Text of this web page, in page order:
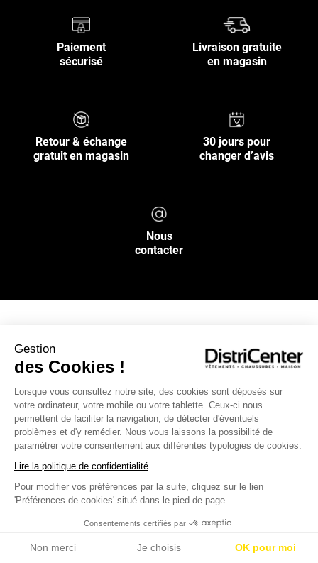
Gestion
des Cookies !
Lorsque vous consultez notre site, des cookies sont déposés sur
votre ordinateur, votre mobile ou votre tablette. Ceux-ci nous
permettent de faciliter la navigation, de détecter d'éventuels
problèmes et d'y remédier. Nous vous laissons la possibilité de
paramétrer votre consentement aux différentes typologies de cookies.
Lire la politique de confidentialité
Pour modifier vos préférences par la suite, cliquez sur le lien
'Préférences de cookies' situé dans le pied de page.
Consentements certifiés par
Non merci Je choisis OK pour moi
Paiement
sécurisé
Livraison gratuite
en magasin
Retour & échange
gratuit en magasin
30 jours pour
changer d’avis
Nous
contacter
NOS SERVICES
L’ENSEIGNE DISTRICENTER
Suivez-nous
Moyens de paiement